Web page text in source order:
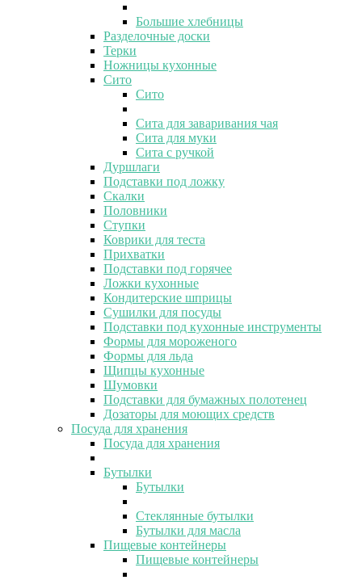
Большие хлебницы
Разделочные доски
Терки
Ножницы кухонные
Сито
Сито
Сита для заваривания чая
Сита для муки
Сита с ручкой
Дуршлаги
Подставки под ложку
Скалки
Половники
Ступки
Коврики для теста
Прихватки
Подставки под горячее
Ложки кухонные
Кондитерские шприцы
Сушилки для посуды
Подставки под кухонные инструменты
Формы для мороженого
Формы для льда
Щипцы кухонные
Шумовки
Подставки для бумажных полотенец
Дозаторы для моющих средств
Посуда для хранения
Посуда для хранения
Бутылки
Бутылки
Стеклянные бутылки
Бутылки для масла
Пищевые контейнеры
Пищевые контейнеры